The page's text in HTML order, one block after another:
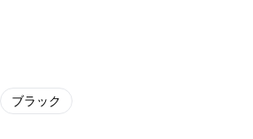
ブラック